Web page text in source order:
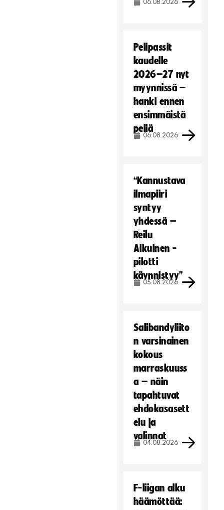
06.08.2026
Pelipassit
kaudelle
2026–27 nyt
myynnissä –
hanki ennen
ensimmäistä
peliä
06.08.2026
“Kannustava
ilmapiiri
syntyy
yhdessä –
Reilu
Aikuinen -
pilotti
käynnistyy”
05.08.2026
Salibandyliito
n varsinainen
kokous
marraskuuss
a – näin
tapahtuvat
ehdokasasett
elu ja
valinnat
04.08.2026
F-liigan alku
häämöttää: